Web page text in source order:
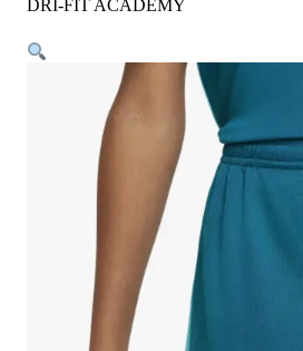
DRI-FIT ACADEMY